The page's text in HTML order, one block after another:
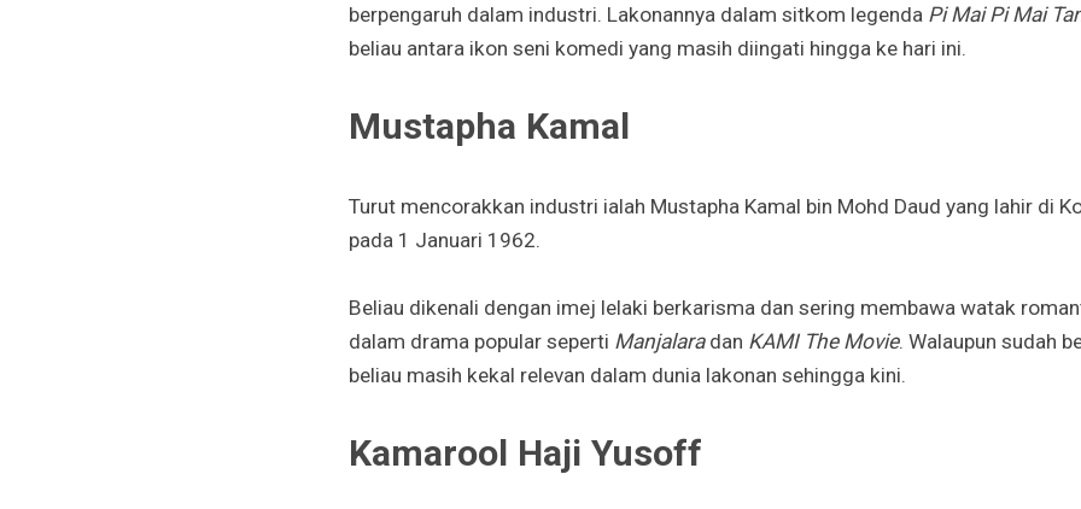
berpengaruh dalam industri. Lakonannya dalam sitkom legenda Pi Mai Pi Mai
beliau antara ikon seni komedi yang masih diingati hingga ke hari ini.
Mustapha Kamal
Turut mencorakkan industri ialah Mustapha Kamal bin Mohd Daud yang lahir di
pada 1 Januari 1962.
Beliau dikenali dengan imej lelaki berkarisma dan sering membawa watak
dalam drama popular seperti Manjalaradan KAMI The Movie. Walaupun sudah
beliau masih kekal relevan dalam dunia lakonan sehingga kini.
Kamarool Haji Yusoff